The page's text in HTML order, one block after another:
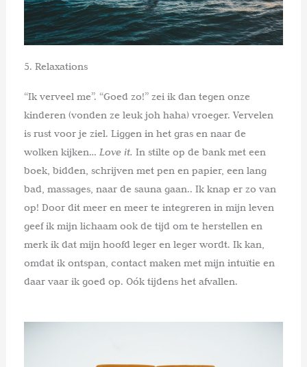
5. Relaxations
“Ik verveel me”. “Goed zo!” zei ik dan tegen onze
kinderen (vonden ze leuk joh haha) vroeger. Vervelen
is rust voor je ziel. Liggen in het gras en naar de
wolken kijken…Love it. In stilte op de bank met een
boek, bidden, schrijven met pen en papier, een lang
bad, massages, naar de sauna gaan.. Ik knap er zo van
op! Door dit meer en meer te integreren in mijn leven
geef ik mijn lichaam ook de tijd om te herstellen en
merk ik dat mijn hoofd leger en leger wordt. Ik kan,
omdat ik ontspan, contact maken met mijn intuïtie en
daar vaar ik goed op. Oók tijdens het afvallen.